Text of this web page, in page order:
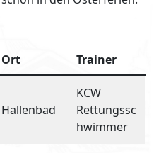
Ort Trainer
Hallenbad
KCW
Rettungssc
hwimmer